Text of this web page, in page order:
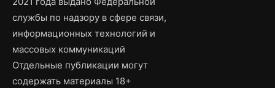
службы по надзору в сфере связи,
информационных технологий и
массовых коммуникаций
Отдельные публикации могут
содержать материалы 18+